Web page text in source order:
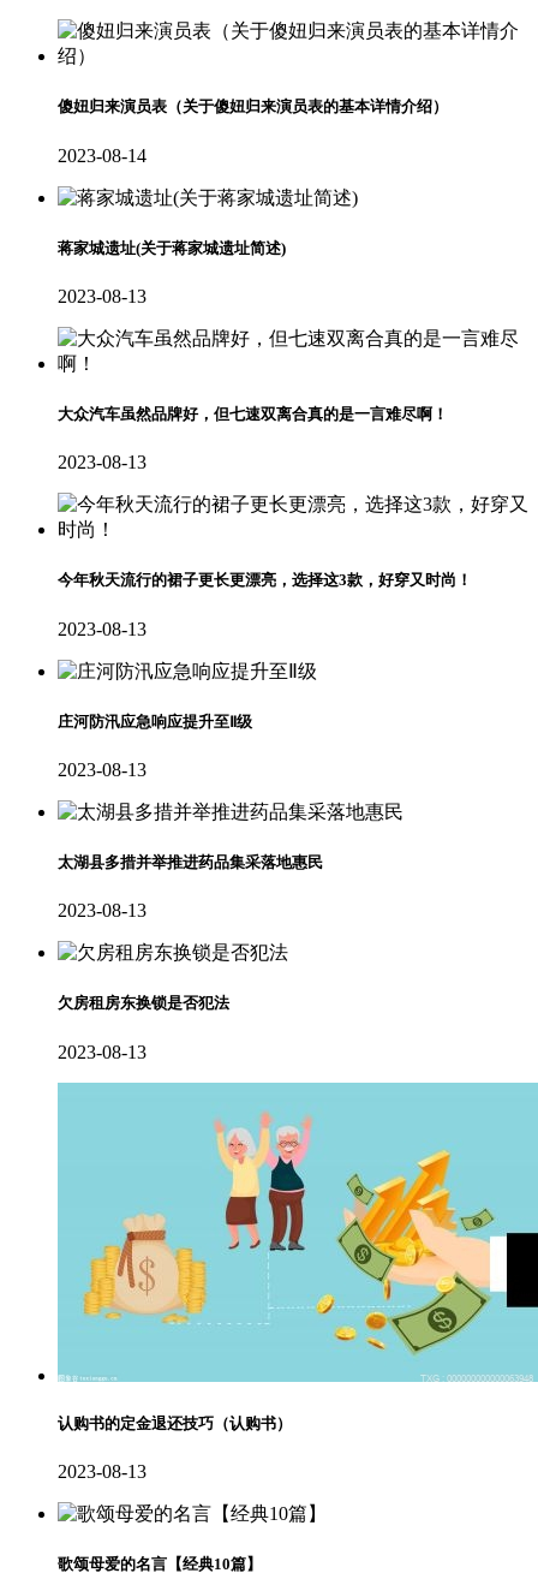
傻妞归来演员表（关于傻妞归来演员表的基本详情介绍）
2023-08-14
蒋家城遗址(关于蒋家城遗址简述)
2023-08-13
大众汽车虽然品牌好，但七速双离合真的是一言难尽啊！
2023-08-13
今年秋天流行的裙子更长更漂亮，选择这3款，好穿又时尚！
2023-08-13
庄河防汛应急响应提升至Ⅱ级
2023-08-13
太湖县多措并举推进药品集采落地惠民
2023-08-13
欠房租房东换锁是否犯法
2023-08-13
认购书的定金退还技巧（认购书）
2023-08-13
歌颂母爱的名言【经典10篇】